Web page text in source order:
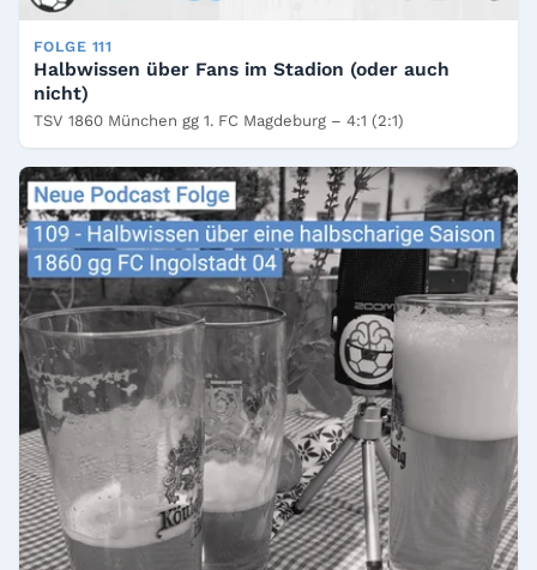
FOLGE 111
Halbwissen über Fans im Stadion (oder auch
nicht)
TSV 1860 München gg 1. FC Magdeburg – 4:1 (2:1)